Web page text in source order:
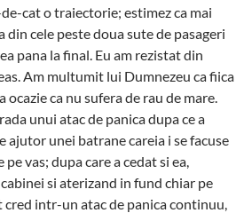
cat o traiectorie; estimez ca mai
din cele peste doua sute de pasageri
pana la final. Eu am rezistat din
Am multumit lui Dumnezeu ca fiica
ocazie ca nu sufera de rau de mare.
unui atac de panica dupa ce a
ajutor unei batrane careia i se facuse
vas; dupa care a cedat si ea,
si aterizand in fund chiar pe
cred intr-un atac de panica continuu,